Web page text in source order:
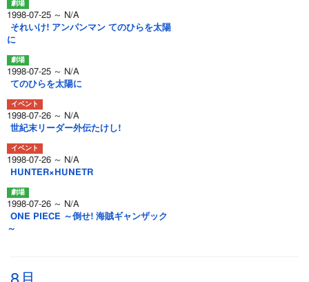
1998-07-25 ～ N/A
それいけ! アンパンマン てのひらを太陽
に
1998-07-25 ～ N/A
てのひらを太陽に
1998-07-26 ～ N/A
世紀末リーダー外伝たけし!
1998-07-26 ～ N/A
HUNTER×HUNETR
1998-07-26 ～ N/A
ONE PIECE ～倒せ! 海賊ギャンザック
～